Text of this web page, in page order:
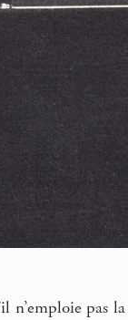
n’emploie pas